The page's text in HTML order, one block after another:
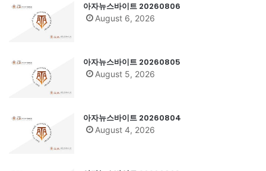
아자뉴스바이트 20260806
August 6, 2026
아자뉴스바이트 20260805
August 5, 2026
아자뉴스바이트 20260804
August 4, 2026